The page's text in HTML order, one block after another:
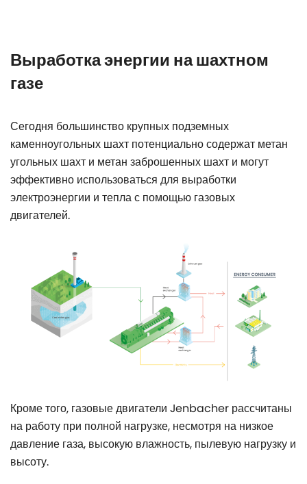
Выработка энергии на шахтном
газе
Сегодня большинство крупных подземных
каменноугольных шахт потенциально содержат метан
угольных шахт и метан заброшенных шахт и могут
эффективно использоваться для выработки
электроэнергии и тепла с помощью газовых
двигателей.
Кроме того, газовые двигатели Jenbacher рассчитаны
на работу при полной нагрузке, несмотря на низкое
давление газа, высокую влажность, пылевую нагрузку и
высоту.